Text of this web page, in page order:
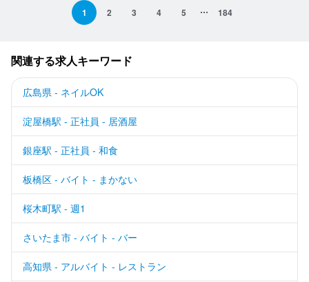
1 2 3 4 5 184
関連する求人キーワード
広島県 - ネイルOK
淀屋橋駅 - 正社員 - 居酒屋
銀座駅 - 正社員 - 和食
板橋区 - バイト - まかない
桜木町駅 - 週1
さいたま市 - バイト - バー
高知県 - アルバイト - レストラン